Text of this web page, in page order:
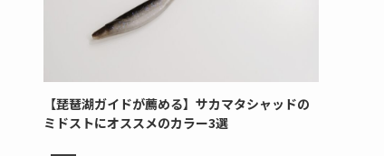
【琵琶湖ガイドが薦める】サカマタシャッドの
ミドストにオススメのカラー3選